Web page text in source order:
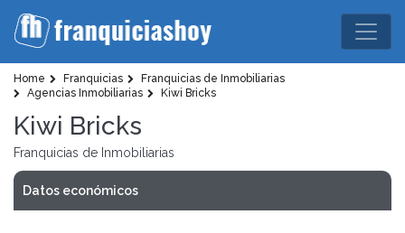
Home Franquicias
Franquicias de Inmobiliarias
Agencias Inmobiliarias
Kiwi Bricks
Kiwi Bricks
Franquicias de Inmobiliarias
Datos económicos